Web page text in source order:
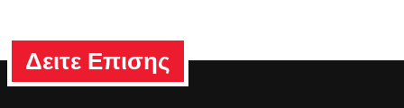
Δειτε Επισης